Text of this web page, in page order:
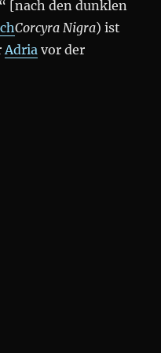
“ [nach den dunklen
Corcyra Nigra) ist
Adria vor der